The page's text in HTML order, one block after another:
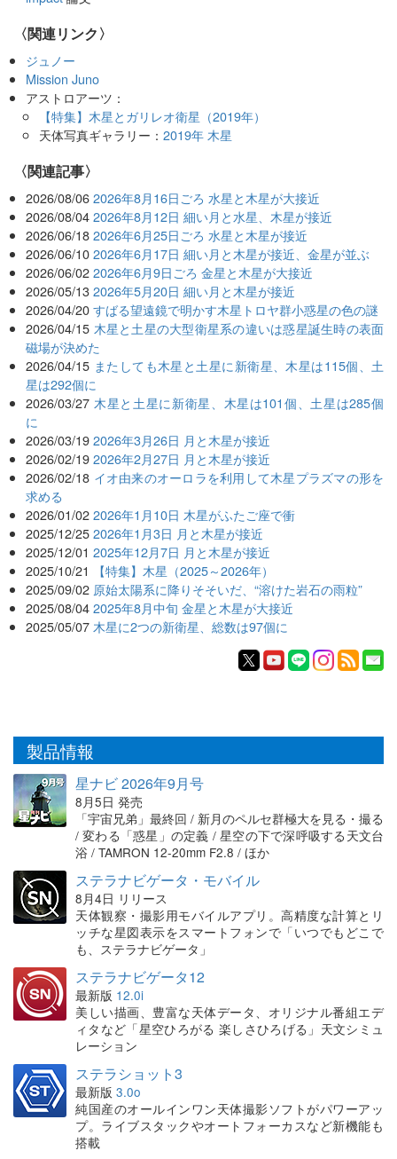
〈関連リンク〉
ジュノー
Mission Juno
アストロアーツ：
【特集】木星とガリレオ衛星（2019年）
天体写真ギャラリー： 2019年 木星
関連記事
2026/08/06 2026年8月16日ごろ 水星と木星が大接近
2026/08/04 2026年8月12日 細い月と水星、木星が接近
2026/06/18 2026年6月25日ごろ 水星と木星が接近
2026/06/10 2026年6月17日 細い月と木星が接近、金星が並ぶ
2026/06/02 2026年6月9日ごろ 金星と木星が大接近
2026/05/13 2026年5月20日 細い月と木星が接近
2026/04/20 すばる望遠鏡で明かす木星トロヤ群小惑星の色の謎
2026/04/15 木星と土星の大型衛星系の違いは惑星誕生時の表面
磁場が決めた
2026/04/15 またしても木星と土星に新衛星、木星は115個、土
星は292個に
2026/03/27 木星と土星に新衛星、木星は101個、土星は285個
に
2026/03/19 2026年3月26日 月と木星が接近
2026/02/19 2026年2月27日 月と木星が接近
2026/02/18 イオ由来のオーロラを利用して木星プラズマの形を
求める
2026/01/02 2026年1月10日 木星がふたご座で衝
2025/12/25 2026年1月3日 月と木星が接近
2025/12/01 2025年12月7日 月と木星が接近
2025/10/21
【特集】木星（2025～2026年）
2025/09/02 原始太陽系に降りそそいだ、“溶けた岩石の雨粒”
2025/08/04 2025年8月中旬 金星と木星が大接近
2025/05/07 木星に2つの新衛星、総数は97個に
製品情報
星ナビ 2026年9月号
8月5日 発売
「宇宙兄弟」最終回 / 新月のペルセ群極大を見る・撮る
/ 変わる「惑星」の定義 / 星空の下で深呼吸する天文台
浴 / TAMRON 12-20mm F2.8 / ほか
ステラナビゲータ・モバイル
8月4日 リリース
天体観察・撮影用モバイルアプリ。高精度な計算とリ
ッチな星図表示をスマートフォンで「いつでもどこで
も、ステラナビゲータ」
ステラナビゲータ12
最新版 12.0i
美しい描画、豊富な天体データ、オリジナル番組エデ
ィタなど「星空ひろがる 楽しさひろげる」天文シミュ
レーション
ステラショット3
最新版 3.0o
純国産のオールインワン天体撮影ソフトがパワーアッ
プ。ライブスタックやオートフォーカスなど新機能も
搭載